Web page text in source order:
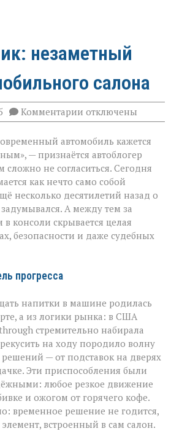
незаметный
салона
Комментарии к
записи
незаметный
герой
автомобильного
салона
отключены
автомобиль кажется
— признаётся автоблогер
не согласиться. Сегодня
как нечто само собой
несколько десятилетий назад о
А между тем за
консоли скрывается целая
безопасности и даже судебных
прогресса
напитки в машине родилась
а из логики рынка: в США
стремительно набирала
на ходу породило волну
— от подставок на дверях
Эти приспособления были
любое резкое движение
и ожогом от горячего кофе.
временное решение не годится,
встроенный в сам салон.